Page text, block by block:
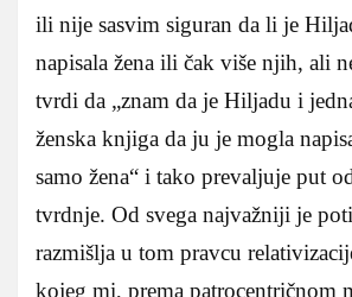
ili nije sasvim siguran da li je
napisala žena ili čak više njih, ali
tvrdi da „znam da je Hiljadu i
ženska knjiga da ju je mogla
samo žena“ i tako prevaljuje put
tvrdnje. Od svega najvažniji je
razmišlja u tom pravcu
kojeg mi, prema patrocentričnom